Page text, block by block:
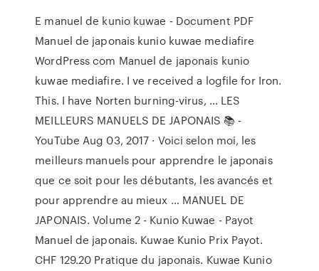
E manuel de kunio kuwae - Document PDF
Manuel de japonais kunio kuwae mediafire
WordPress com Manuel de japonais kunio
kuwae mediafire. I ve received a logfile for Iron.
This. I have Norten burning-virus, … LES
MEILLEURS MANUELS DE JAPONAIS 📚 -
YouTube Aug 03, 2017 · Voici selon moi, les
meilleurs manuels pour apprendre le japonais
que ce soit pour les débutants, les avancés et
pour apprendre au mieux … MANUEL DE
JAPONAIS. Volume 2 - Kunio Kuwae - Payot
Manuel de japonais. Kuwae Kunio Prix Payot.
CHF 129.20 Pratique du japonais. Kuwae Kunio